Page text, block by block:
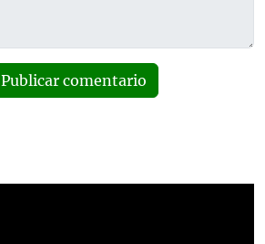
Publicar comentario